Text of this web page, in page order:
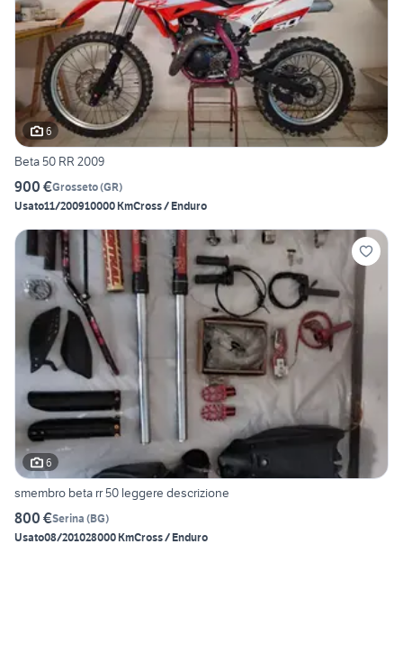
6
Beta 50 RR 2009
900 €Grosseto(GR)
Usato11/200910000 KmCross / Enduro
6
smembro beta rr 50 leggere descrizione
800 €Serina (BG)
Usato08/201028000 KmCross / Enduro